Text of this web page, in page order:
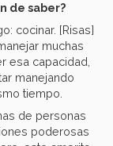
de saber?
cocinar. [Risas]
muchas
esa capacidad,
manejando
tiempo.
de personas
poderosas